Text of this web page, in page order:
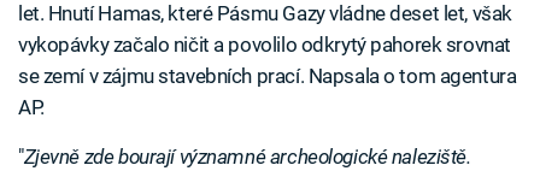
let. Hnutí Hamas, které Pásmu Gazy vládne deset let, však
vykopávky začalo ničit a povolilo odkrytý pahorek srovnat
se zemí v zájmu stavebních prací. Napsala o tom agentura
AP.
"Zjevně zde bourají významné archeologické naleziště.